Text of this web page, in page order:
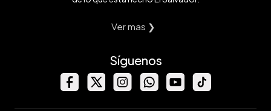
Ver mas ❯
Síguenos